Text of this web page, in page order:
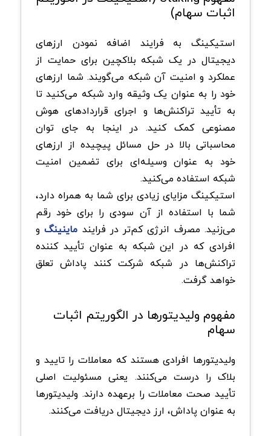
اثبات سهام)
استیکینگ به فرایند اضافه نمودن ارزهای
دیجیتال در یک شبکه بلاکچین برای حمایت از
عملکرد و امنیت آن شبکه می‌گویند. شما ارزهای
خود را به عنوان یک وثیقه وارد شبکه می‌کنید تا
به تأیید تراکنش‌ها و اجرای قراردادهای هوش
مصنوعی کمک کنید. در اینجا به جای توان
محاسباتی بالا در حل مسائل پیچیده از ارزهای
خود به عنوان وسیلـه‌ای برای تضمین امنیت
شبکه استفاده می‌کنید.
استیکینگ مزایای زیادی برای شما به همراه دارد،
شما با استفاده از آن سودی را برای خود رقم
می‌زنید. مصرف انرژی کم‌تر در فرایند ماینینگ و
افرادی که در این شبکه به عنوان تأیید ‌کننده
تراکنش‌ها در شبکه شرکت کنند پاداش تعلق
خواهد گرفت.
مفهوم ولیدیتورها در الگوریتم اثبات
سهام
ولیدیتور‌ها افرادی هستند که معاملات را تایید و
بلاک را درست می‌کنند. یعنی مسئولیت اصلی
تأیید صحت معاملات را برعهده دارند. ولیدیتور‌ها
به عنوان پاداش، ارز دیجیتال دریافت می‌کنند.